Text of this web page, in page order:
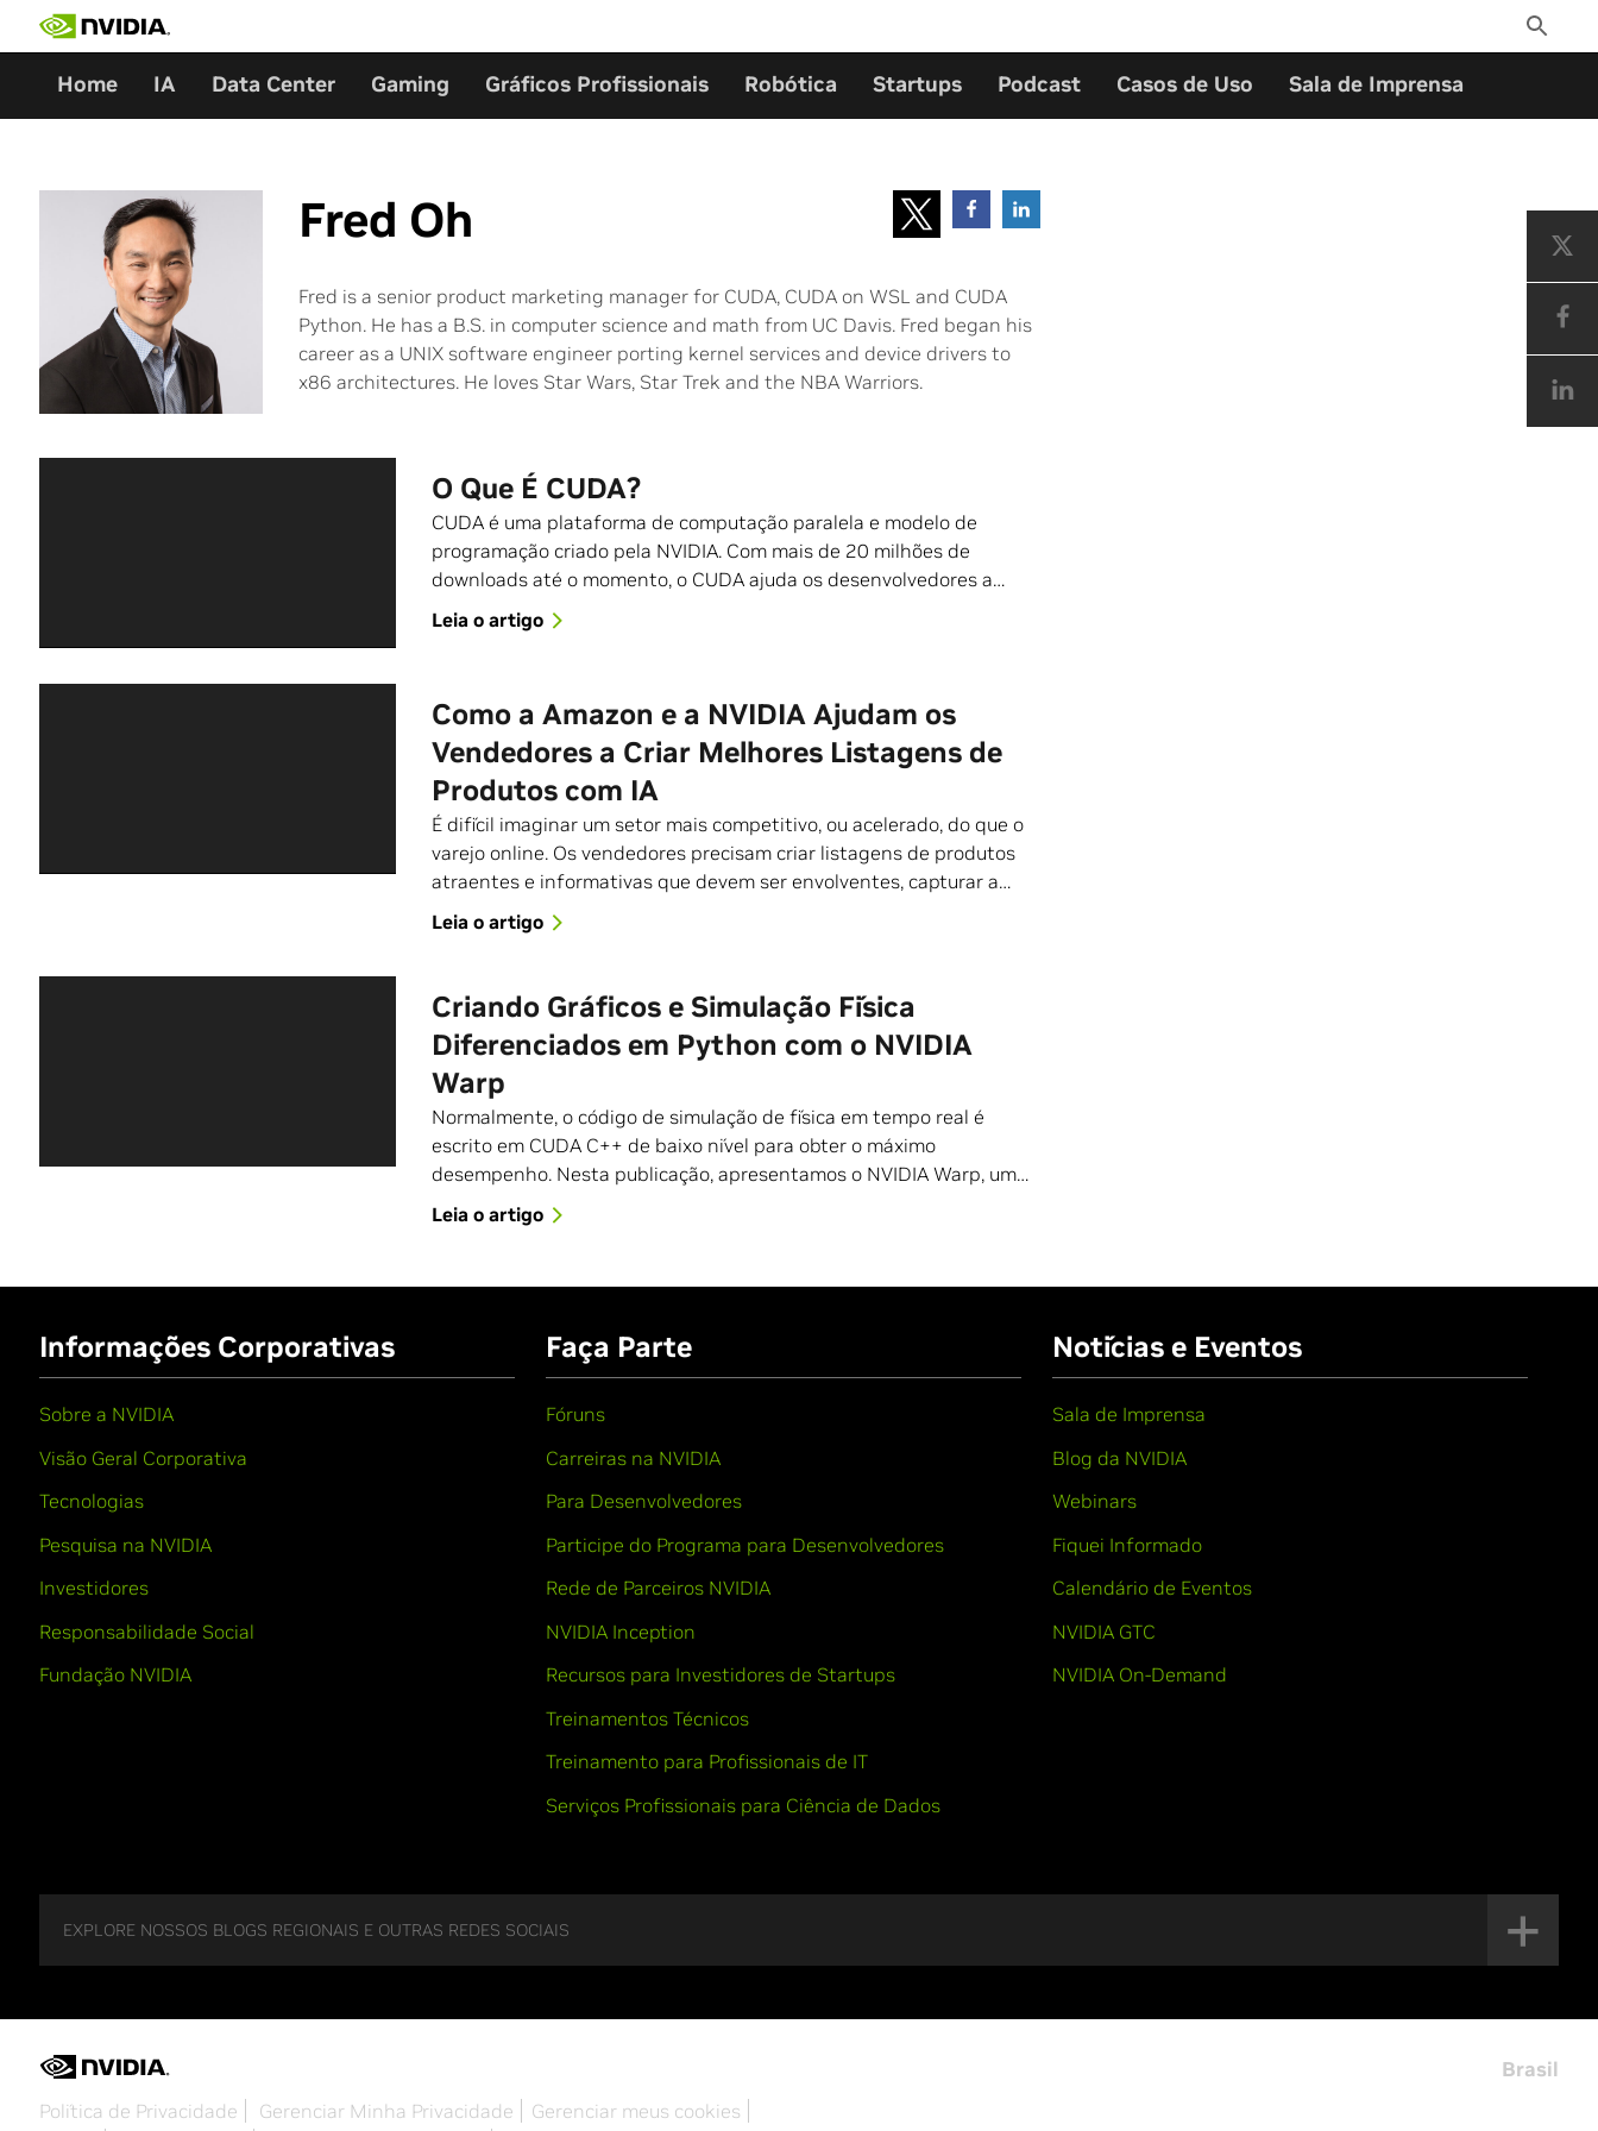
Toggle
Search
Home IA Data Center Gaming Gráficos Profissionais Robótica Startups Podcast Casos de Uso Sala de Imprensa
Fred Oh
Fred is a senior product marketing manager for CUDA, CUDA on WSL and CUDA
Python. He has a B.S. in computer science and math from UC Davis. Fred began his
career as a UNIX software engineer porting kernel services and device drivers to
x86 architectures. He loves Star Wars, Star Trek and the NBA Warriors.
O Que É CUDA?
CUDA é uma plataforma de computação paralela e modelo de
programação criado pela NVIDIA. Com mais de 20 milhões de
downloads até o momento, o CUDA ajuda os desenvolvedores a…
Leia o artigo
Como a Amazon e a NVIDIA Ajudam os
Vendedores a Criar Melhores Listagens de
Produtos com IA
É difícil imaginar um setor mais competitivo, ou acelerado, do que o
varejo online. Os vendedores precisam criar listagens de produtos
atraentes e informativas que devem ser envolventes, capturar a…
Leia o artigo
Criando Gráficos e Simulação Física
Diferenciados em Python com o NVIDIA
Warp
Normalmente, o código de simulação de física em tempo real é
escrito em CUDA C++ de baixo nível para obter o máximo
desempenho. Nesta publicação, apresentamos o NVIDIA Warp, um…
Leia o artigo
Informações Corporativas
Sobre a NVIDIA
Visão Geral Corporativa
Tecnologias
Pesquisa na NVIDIA
Investidores
Responsabilidade Social
Fundação NVIDIA
Faça Parte
Fóruns
Carreiras na NVIDIA
Para Desenvolvedores
Participe do Programa para Desenvolvedores
Rede de Parceiros NVIDIA
NVIDIA Inception
Recursos para Investidores de Startups
Treinamentos Técnicos
Treinamento para Profissionais de IT
Serviços Profissionais para Ciência de Dados
Notícias e Eventos
Sala de Imprensa
Blog da NVIDIA
Webinars
Fiquei Informado
Calendário de Eventos
NVIDIA GTC
NVIDIA On-Demand
EXPLORE NOSSOS BLOGS REGIONAIS E OUTRAS REDES SOCIAIS
Política de Privacidade Gerenciar Minha Privacidade
Gerenciar meus cookies
Brasil